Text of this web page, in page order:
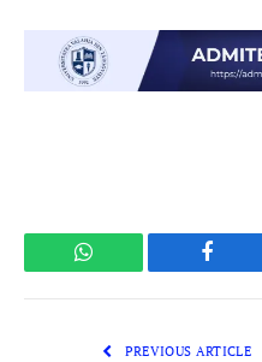
WhatsApp
PREVIOUS ARTICLE